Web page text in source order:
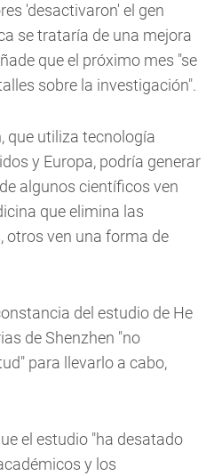
'desactivaron' el gen
se trataría de una mejora
que el próximo mes "se
sobre la investigación".
que utiliza tecnología
y Europa, podría generar
algunos científicos ven
que elimina las
otros ven una forma de
del estudio de He
de Shenzhen "no
para llevarlo a cabo,
el estudio "ha desatado
y los